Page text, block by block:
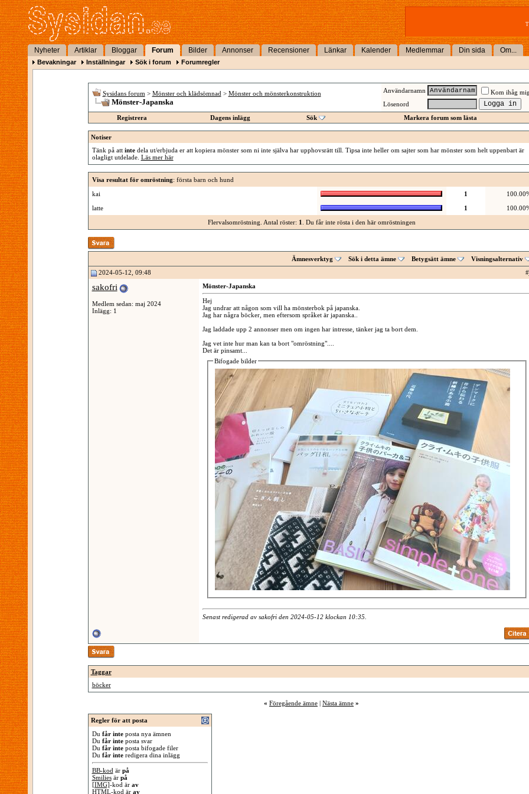
Nyheter Artiklar Bloggar Forum Bilder Annonser Recensioner Länkar Kalender Medlemmar Din sida Om...
Bevakningar Inställningar Sök i forum Forumregler
Sysidans forum > Mönster och klädsömnad > Mönster och mönsterkonstruktion
Mönster-Japanska
Användarnamn
Kom ihåg
Lösenord
Registrera
Dagens inlägg Sök Markera forum som lästa
Notiser
Tänk på att intedela ut/erbjuda er att kopiera mönster som ni inte själva har upphovsrätt till. Tipsa inte heller om sajter som har mönster som helt uppenbart är
olagligt utdelade. Läs mer här
Visa resultat för omröstning: första barn och hund
kai
1
latte
1
Flervalsomröstning. Antal röster: 1 . Du får inte rösta i den här omröstningen
Ämnesverktyg Sök i detta ämne Betygsätt ämne
Visningsalternativ
2024-05-12, 09:48
#
sakofri
Medlem sedan: maj 2024
Inlägg: 1
Mönster-Japanska
Hej
Jag undrar att någon som vill ha mönsterbok på japanska.
Jag har några böcker, men eftersom språket är japanska..
Jag laddade upp 2 annonser men om ingen har intresse, tänker jag ta bort dem.
Jag vet inte hur man kan ta bort "omröstning"....
Det är pinsamt...
Bifogade bilder
Senast redigerad av sakofri den 2024-05-12 klockan 10:35
Taggar
böcker
« Föregående ämne | Nästa ämne »
Regler för att posta
Du får inteposta nya ämnen
Du får inteposta svar
Du får inteposta bifogade filer
Du får interedigera dina inlägg
BB-kod är på
Smiliesär på
[IMG]-kod är av
HTML-kod är av